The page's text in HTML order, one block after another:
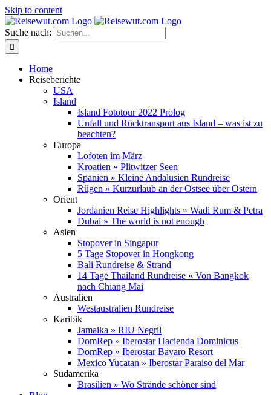
Skip to content
Suche nach:
Home
Reiseberichte
USA
Island
Island Fototour 2022 Prolog
Unfall und Rücktransport aus Island – was ist zu
beachten?
Europa
Lofoten im März
Kroatien » Plitwitzer Seen
Spanien » Kleine Andalusien Rundreise
Rügen » Kurzurlaub an der Ostsee über Ostern
Orient
Jordanien Reise Highlights » Wadi Rum & Petra
Dubai » The world is not enough
Asien
Stopover in Singapur
5 Tage Stopover in Hongkong
Bali Rundreise & Strand
14 Tage Thailand Rundreise » Von Bangkok
nach Chiang Mai
Australien
Westaustralien Rundreise
Karibik
Jamaika » RIU Negril
DomRep » Iberostar Hacienda Dominicus
DomRep » Iberostar Bavaro Resort
Mexico Yucatan » Iberostar Paraiso del Mar
Südamerika
Brasilien » Wo Strände schöner sind